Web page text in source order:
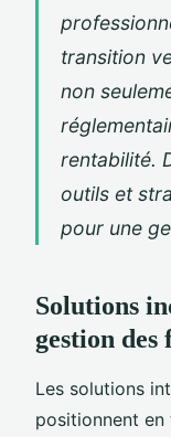
transition
non
rentabilité.
outils et
pour une
Solutions
gestion des
Les solutions
positionnent